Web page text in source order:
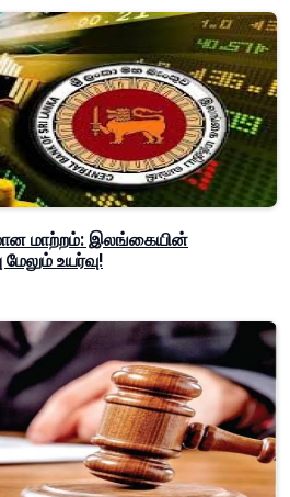
மாற்றம்: இலங்கையின்
உயர்வு!